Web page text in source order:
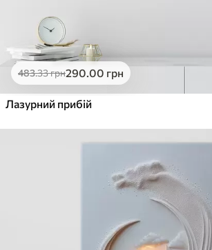
483.33грн290.00 грн
Лазурний прибій